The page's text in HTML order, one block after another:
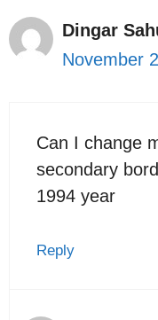
Dingar
November
Can I change
secondary
1994 year
Reply